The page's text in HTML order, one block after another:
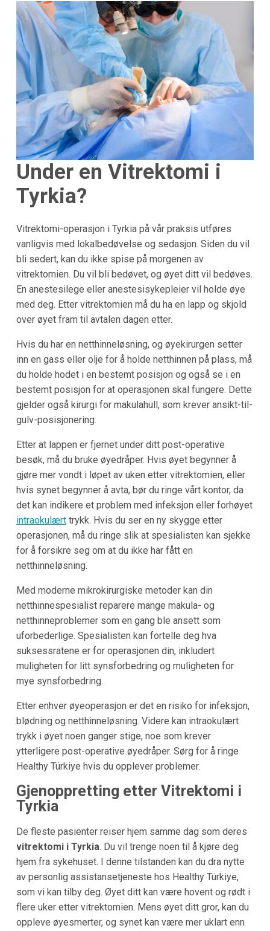
Under en Vitrektomi i
Tyrkia?
Vitrektomi-operasjon i Tyrkia på vår praksis utføres
vanligvis med lokalbedøvelse og sedasjon. Siden du vil
bli sedert, kan du ikke spise på morgenen av
vitrektomien. Du vil bli bedøvet, og øyet ditt vil bedøves.
En anestesilege eller anestesisykepleier vil holde øye
med deg. Etter vitrektomien må du ha en lapp og skjold
over øyet fram til avtalen dagen etter.
Hvis du har en netthinneløsning, og øyekirurgen setter
inn en gass eller olje for å holde netthinnen på plass, må
du holde hodet i en bestemt posisjon og også se i en
bestemt posisjon for at operasjonen skal fungere. Dette
gjelder også kirurgi for makulahull, som krever ansikt-til-
gulv-posisjonering.
Etter at lappen er fjernet under ditt post-operative
besøk, må du bruke øyedråper. Hvis øyet begynner å
gjøre mer vondt i løpet av uken etter vitrektomien, eller
hvis synet begynner å avta, bør du ringe vårt kontor, da
det kan indikere et problem med infeksjon eller forhøyet
intraokulærttrykk. Hvis du ser en ny skygge etter
operasjonen, må du ringe slik at spesialisten kan sjekke
for å forsikre seg om at du ikke har fått en
netthinneløsning.
Med moderne mikrokirurgiske metoder kan din
netthinnespesialist reparere mange makula- og
netthinneproblemer som en gang ble ansett som
uforbederlige. Spesialisten kan fortelle deg hva
suksessratene er for operasjonen din, inkludert
muligheten for litt synsforbedring og muligheten for
mye synsforbedring.
Etter enhver øyeoperasjon er det en risiko for infeksjon,
blødning og netthinneløsning. Videre kan intraokulært
trykk i øyet noen ganger stige, noe som krever
ytterligere post-operative øyedråper. Sørg for å ringe
Healthy Türkiye hvis du opplever problemer.
Gjenoppretting etter Vitrektomi i
Tyrkia
De fleste pasienter reiser hjem samme dag som deres
vitrektomi i Tyrkia. Du vil trenge noen til å kjøre deg
hjem fra sykehuset. I denne tilstanden kan du dra nytte
av personlig assistansetjeneste hos Healthy Türkiye,
som vi kan tilby deg. Øyet ditt kan være hovent og rødt i
flere uker etter vitrektomien. Mens øyet ditt gror, kan du
oppleve øyesmerter, og synet kan være mer uklart enn